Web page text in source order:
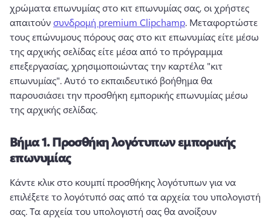
χρώματα επωνυμίας στο κιτ επωνυμίας σας, οι χρήστες
απαιτούν συνδρομή premium Clipchamp. Μεταφορτώστε
τους επώνυμους πόρους σας στο κιτ επωνυμίας είτε μέσω
της αρχικής σελίδας είτε μέσα από το πρόγραμμα
επεξεργασίας, χρησιμοποιώντας την καρτέλα "κιτ
επωνυμίας". Αυτό το εκπαιδευτικό βοήθημα θα
παρουσιάσει την προσθήκη εμπορικής επωνυμίας μέσω
της αρχικής σελίδας.
Βήμα 1.Προσθήκη λογότυπων εμπορικής
επωνυμίας
Κάντε κλικ στο κουμπί προσθήκης λογότυπων για να
επιλέξετε το λογότυπό σας από τα αρχεία του υπολογιστή
σας. Τα αρχεία του υπολογιστή σας θα ανοίξουν